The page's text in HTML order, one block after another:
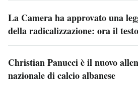
La Camera ha approvato una
della radicalizzazione: ora il
Christian Panucci è il nuovo
nazionale di calcio albanese